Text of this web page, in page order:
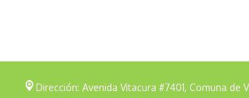
Dirección: Avenida Vitacura #7401, Comuna de